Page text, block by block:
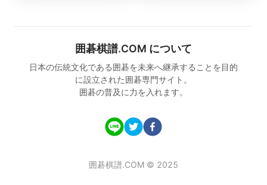
囲碁棋譜.COM について
日本の伝統文化である囲碁を未来へ継承することを目的
に設立された囲碁専門サイト。
囲碁の普及に力を入れます。
囲碁棋譜.COM © 2025